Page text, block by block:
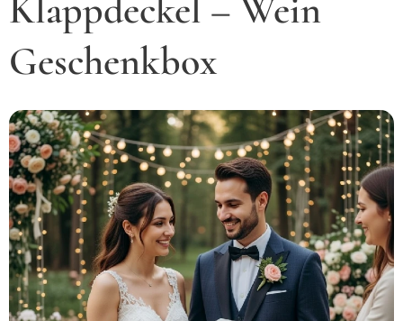
Klappdeckel – Wein
Geschenkbox